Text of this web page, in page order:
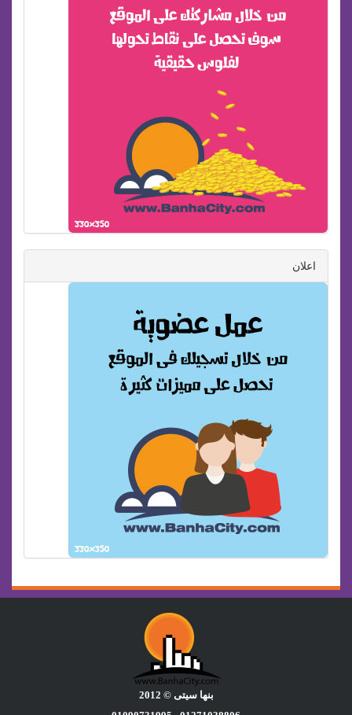
اعلان
بنها سيتى © 2012